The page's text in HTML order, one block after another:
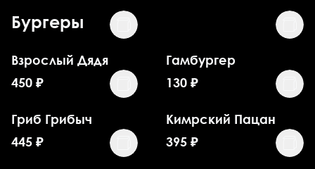
Бургеры
Взрослый Дядя
450 ₽
Гамбургер
130 ₽
Гриб Грибыч
445 ₽
Кимрский Пацан
395 ₽